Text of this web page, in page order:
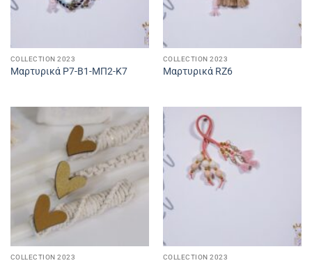
COLLECTION 2023
Μαρτυρικά P7-B1-ΜΠ2-Κ7
COLLECTION 2023
Μαρτυρικά RZ6
COLLECTION 2023 COLLECTION 2023